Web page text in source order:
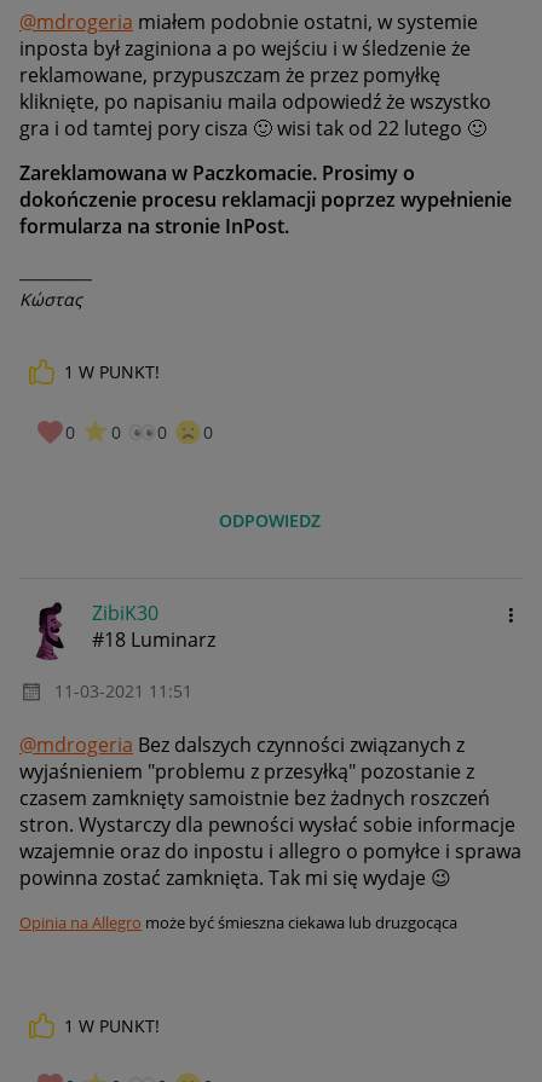
@mdrogeria miałem podobnie ostatni, w systemie
inposta był zaginiona a po wejściu i w śledzenie że
reklamowane, przypuszczam że przez pomyłkę
kliknięte, po napisaniu maila odpowiedź że wszystko
gra i od tamtej pory cisza 🙂wisi tak od 22 lutego 🙂
Zareklamowana w Paczkomacie. Prosimy o
dokończenie procesu reklamacji poprzez wypełnienie
formularza na stronie InPost.
Κώστας
1 W PUNKT!
0 0 0 0
ODPOWIEDZ
ZibiK30
#18 Luminarz
‎11-03-2021 11:51
@mdrogeria Bez dalszych czynności związanych z
wyjaśnieniem "problemu z przesyłką" pozostanie z
czasem zamknięty samoistnie bez żadnych roszczeń
stron. Wystarczy dla pewności wysłać sobie informacje
wzajemnie oraz do inpostu i allegro o pomyłce i sprawa
powinna zostać zamknięta. Tak mi się wydaje 😉
Opinia na Allegro może być śmieszna ciekawa lub druzgocąca
1 W PUNKT!